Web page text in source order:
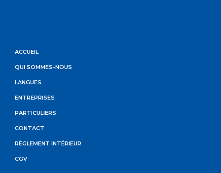
ACCUEIL
QUI SOMMES-NOUS
LANGUES
ENTREPRISES
PARTICULIERS
CONTACT
RÈGLEMENT INTÉRIEUR
CGV